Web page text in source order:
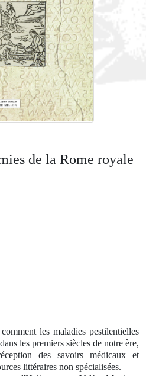
de la Rome royale
les maladies pestilentielles
les premiers siècles de notre ère,
des savoirs médicaux et
littéraires non spécialisées.